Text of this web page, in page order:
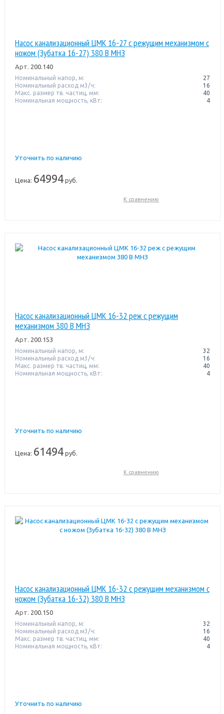
Насос канализационный ЦМК 16-27 с режущим механизмом с
ножом (Зубатка 16-27) 380 В МНЗ
Арт. 200.140
Номинальный напор, м:
27
Номинальный расход м3/ч:
16
Макс. размер тв. частиц, мм:
40
Номинальная мощность, кВт:
4
Уточнить по наличию
Цена: 64994руб.
К сравнению
Насос канализационный ЦМК 16-32 реж с режущим
механизмом 380 В МНЗ
Арт. 200.153
Номинальный напор, м:
32
Номинальный расход м3/ч:
16
Макс. размер тв. частиц, мм:
40
Номинальная мощность, кВт:
4
Уточнить по наличию
Цена: 61494руб.
К сравнению
Насос канализационный ЦМК 16-32 с режущим механизмом с
ножом (Зубатка 16-32) 380 В МНЗ
Арт. 200.150
Номинальный напор, м:
32
Номинальный расход м3/ч:
16
Макс. размер тв. частиц, мм:
40
Номинальная мощность, кВт:
4
Уточнить по наличию